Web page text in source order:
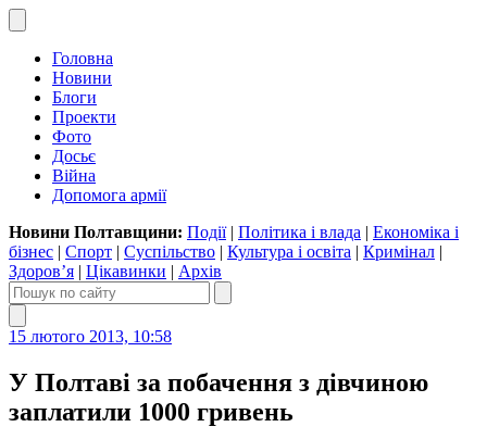
Головна
Новини
Блоги
Проекти
Фото
Досьє
Війна
Допомога армії
Новини Полтавщини: Події| Політика і влада | Економіка і
бізнес | Спорт | Суспільство | Культура і освіта | Кримінал |
Здоров’я | Цікавинки | Архів
15 лютого 2013, 10:58
У Полтаві за побачення з дівчиною
заплатили 1000 гривень